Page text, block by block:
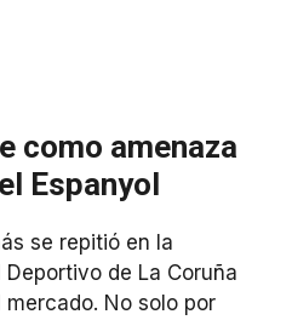
como amenaza
Espanyol
se repitió en la
de La Coruña
No solo por